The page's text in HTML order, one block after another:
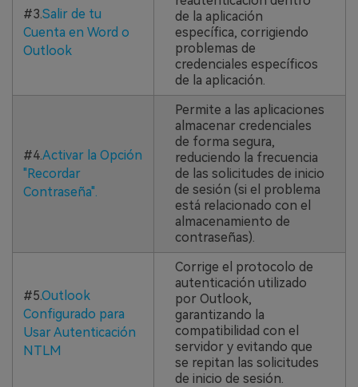
#3. Salir de tu
Cuenta en Word o
Outlook
de la aplicación
específica, corrigiendo
problemas de
credenciales específicos
de la aplicación.
#4.Activar la Opción
"Recordar
Contraseña".
Permite a las aplicaciones
almacenar credenciales
de forma segura,
reduciendo la frecuencia
de las solicitudes de inicio
de sesión (si el problema
está relacionado con el
almacenamiento de
contraseñas).
#5.Outlook
Configurado para
Usar Autenticación
NTLM
Corrige el protocolo de
autenticación utilizado
por Outlook,
garantizando la
compatibilidad con el
servidor y evitando que
se repitan las solicitudes
de inicio de sesión.